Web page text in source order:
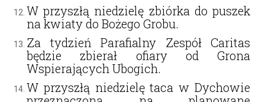
W przyszłą niedzielę zbiórka do puszek
na kwiaty do Bożego Grobu.
Za tydzień Parafialny Zespół Caritas
będzie zbierał ofiary od Grona
Wspierających Ubogich.
W przyszłą niedzielę taca w Dychowie